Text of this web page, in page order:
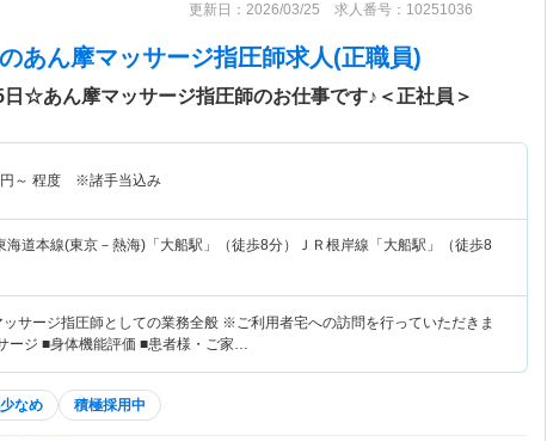
更新日：2026/03/25 求人番号：10251036
のあん摩マッサージ指圧師求人(正職員)
日☆あん摩マッサージ指圧師のお仕事です♪＜正社員＞
～ 程度 ※諸手当込み
海道本線(東京－熱海)「大船駅」（徒歩8分）ＪＲ根岸線「大船駅」（徒歩8
ッサージ指圧師としての業務全般 ※ご利用者宅への訪問を行っていただきま
ージ ■身体機能評価 ■患者様・ご家…
なめ 積極採用中